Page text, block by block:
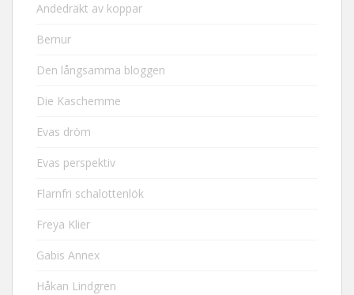
Andedräkt av koppar
Bernur
Den långsamma bloggen
Die Kaschemme
Evas dröm
Evas perspektiv
Flarnfri schalottenlök
Freya Klier
Gabis Annex
Håkan Lindgren